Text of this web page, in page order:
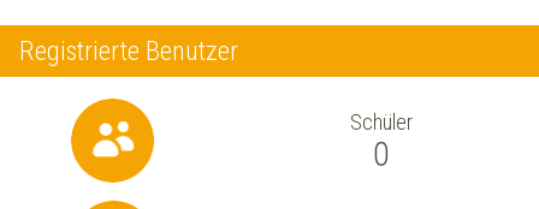
Registrierte Benutzer
Schüler
0